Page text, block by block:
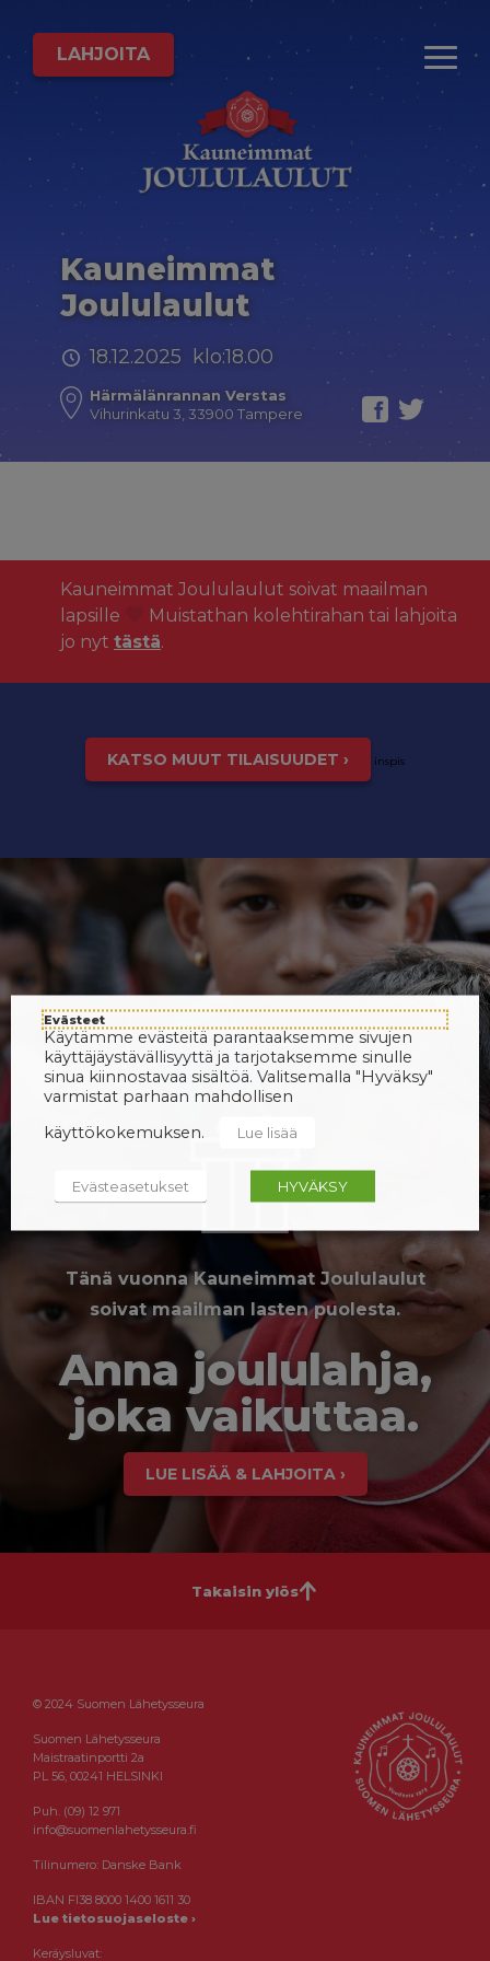
LAHJOITA
Kauneimmat
Joululaulut
18.12.2025 klo:18.00
Härmälänrannan Verstas
Vihurinkatu 3, 33900 Tampere
Kauneimmat Joululaulut soivat maailman
lapsille
Muistathan kolehtirahan tai lahjoita
jo nyt tästä.
KATSO MUUT TILAISUUDET › inspis
Tänä vuonna Kauneimmat Joululaulut
soivat maailman lasten puolesta.
Anna joululahja,
joka vaikuttaa.
LUE LISÄÄ & LAHJOITA ›
Takaisin ylös
© 2024 Suomen Lähetysseura
Suomen Lähetysseura
Maistraatinportti 2a
PL 56, 00241 HELSINKI
Puh. (09) 12 971
info@suomenlahetysseura.fi
Tilinumero: Danske Bank
IBAN FI38 8000 1400 1611 30
Lue tietosuojaseloste ›
Keräysluvat:
Evästeet
Käytämme evästeitä parantaaksemme sivujen
käyttäjäystävällisyyttä ja tarjotaksemme sinulle
sinua kiinnostavaa sisältöä. Valitsemalla "Hyväksy"
varmistat parhaan mahdollisen
käyttökokemuksen.
Lue lisää
Evästeasetukset HYVÄKSY